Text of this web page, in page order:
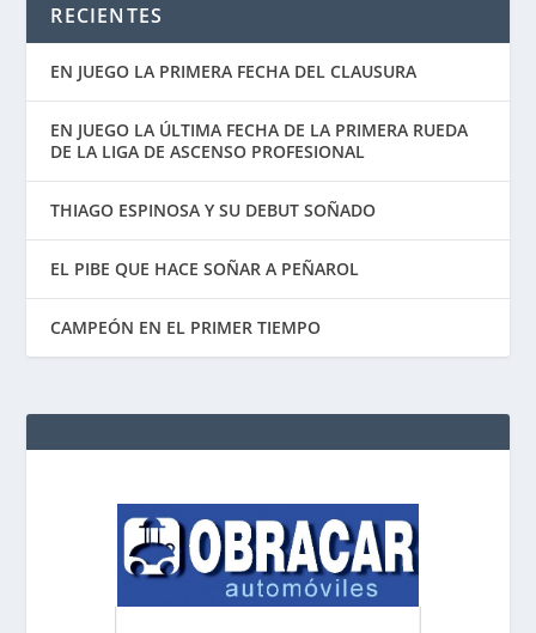
RECIENTES
EN JUEGO LA PRIMERA FECHA DEL CLAUSURA
EN JUEGO LA ÚLTIMA FECHA DE LA PRIMERA RUEDA
DE LA LIGA DE ASCENSO PROFESIONAL
THIAGO ESPINOSA Y SU DEBUT SOÑADO
EL PIBE QUE HACE SOÑAR A PEÑAROL
CAMPEÓN EN EL PRIMER TIEMPO